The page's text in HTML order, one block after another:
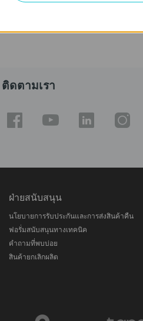
ติดตามเรา
ฝ่ายสนับสนุน
นโยบายการรับประกันและการส่งสินค้าคืน
ฟอรั่มสนับสนุนทางเทคนิค
คำถามที่พบบ่อย
สินค้ายกเลิกผลิต